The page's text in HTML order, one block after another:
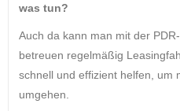
was tun?
Auch da kann man mit der
betreuen regelmäßig
schnell und effizient helfen, um
umgehen.